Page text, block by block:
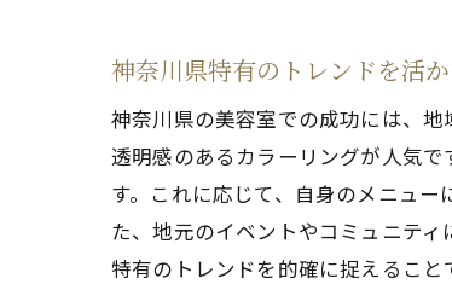
神奈川県特有のトレンドを活
神奈川県の美容室での成功には、
透明感のあるカラーリングが人気
す。これに応じて、自身のメニュ
た、地元のイベントやコミュニテ
特有のトレンドを的確に捉えること